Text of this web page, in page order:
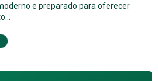
e preparado para oferecer